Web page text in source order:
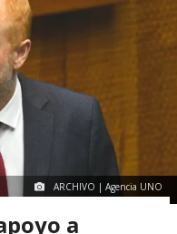
ARCHIVO | Agencia UNO
a